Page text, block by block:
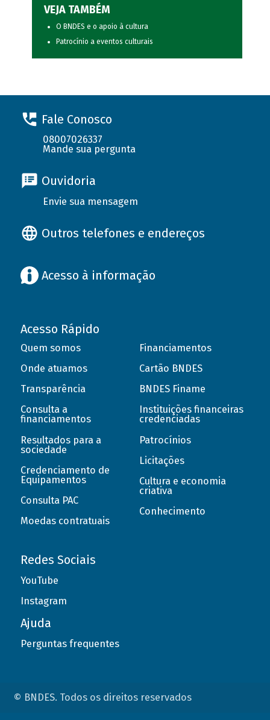
VEJA TAMBÉM
O BNDES e o apoio à cultura
Patrocínio a eventos culturais
Fale Conosco
08007026337
Mande sua pergunta
Ouvidoria
Envie sua mensagem
Outros telefones e endereços
Acesso à informação
Acesso Rápido
Quem somos
Onde atuamos
Transparência
Consulta a
financiamentos
Resultados para a
sociedade
Credenciamento de
Equipamentos
Consulta PAC
Moedas contratuais
Financiamentos
Cartão BNDES
BNDES Finame
Instituições financeiras
credenciadas
Patrocínios
Licitações
Cultura e economia
criativa
Conhecimento
Redes Sociais
YouTube
Instagram
Ajuda
Perguntas frequentes
© BNDES. Todos os direitos reservados